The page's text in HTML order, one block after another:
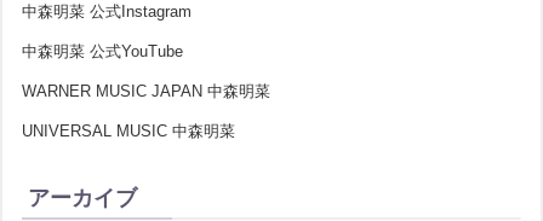
中森明菜 公式Instagram
中森明菜 公式YouTube
WARNER MUSIC JAPAN 中森明菜
UNIVERSAL MUSIC 中森明菜
アーカイブ